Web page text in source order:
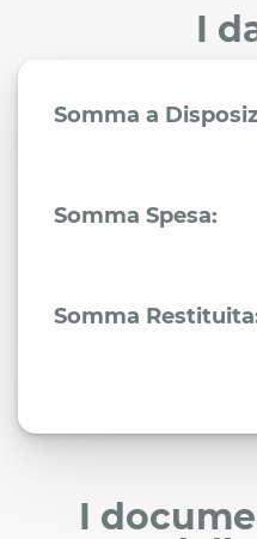
I
Somma a
Somma Spesa:
Somma
I